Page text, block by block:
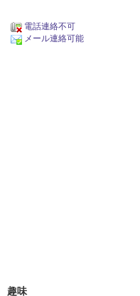
電話連絡不可
メール連絡可能
趣味